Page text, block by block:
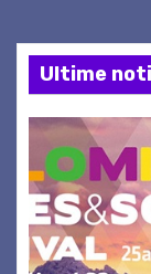
Ultime